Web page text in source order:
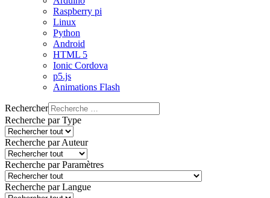
Raspberry pi
Linux
Python
Android
HTML 5
Ionic Cordova
p5.js
Animations Flash
Rechercher
Recherche par Type
Recherche par Auteur
Recherche par Paramètres
Recherche par Langue